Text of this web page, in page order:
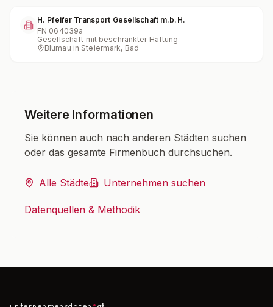
H. Pfeifer Transport Gesellschaft m.b.H.
FN 064039a
Gesellschaft mit beschränkter Haftung
Blumau in Steiermark, Bad
Weitere Informationen
Sie können auch nach anderen Städten suchen
oder das gesamte Firmenbuch durchsuchen.
Alle Städte Unternehmen suchen
Datenquellen & Methodik